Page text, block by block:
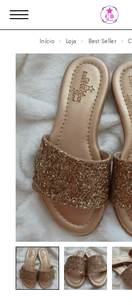
Início Loja Best Seller